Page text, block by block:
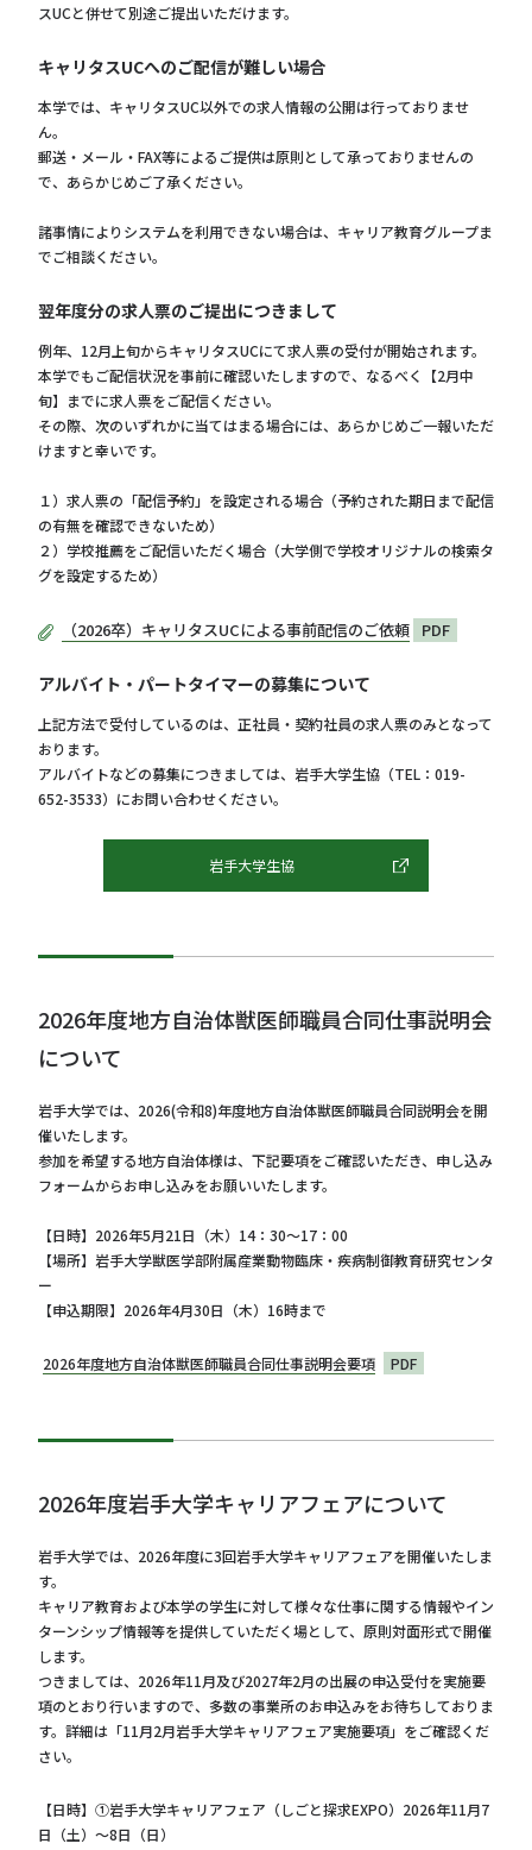
スUCと併せて別途ご提出いただけます。
キャリタスUCへのご配信が難しい場合
本学では、キャリタスUC以外での求人情報の公開は行っておりませ
ん。
郵送・メール・FAX等によるご提供は原則として承っておりませんの
で、あらかじめご了承ください。
諸事情によりシステムを利用できない場合は、キャリア教育グループま
でご相談ください。
翌年度分の求人票のご提出につきまして
例年、12月上旬からキャリタスUCにて求人票の受付が開始されます。
本学でもご配信状況を事前に確認いたしますので、なるべく【2月中
旬】までに求人票をご配信ください。
その際、次のいずれかに当てはまる場合には、あらかじめご一報いただ
けますと幸いです。
１）求人票の「配信予約」を設定される場合（予約された期日まで配信
の有無を確認できないため）
２）学校推薦をご配信いただく場合（大学側で学校オリジナルの検索タ
グを設定するため）
（2026卒）キャリタスUCによる事前配信のご依頼 PDF
アルバイト・パートタイマーの募集について
上記方法で受付しているのは、正社員・契約社員の求人票のみとなって
おります。
アルバイトなどの募集につきましては、岩手大学生協（TEL：019-
652-3533）にお問い合わせください。
岩手大学生協
2026年度地方自治体獣医師職員合同仕事説明会
について
岩手大学では、2026(令和8)年度地方自治体獣医師職員合同説明会を開
催いたします。
参加を希望する地方自治体様は、下記要項をご確認いただき、申し込み
フォームからお申し込みをお願いいたします。
【日時】2026年5月21日（木）14：30～17：00
【場所】岩手大学獣医学部附属産業動物臨床・疾病制御教育研究センタ
ー
【申込期限】2026年4月30日（木）16時まで
2026年度地方自治体獣医師職員合同仕事説明会要項 PDF
2026年度岩手大学キャリアフェアについて
岩手大学では、2026年度に3回岩手大学キャリアフェアを開催いたしま
す。
キャリア教育および本学の学生に対して様々な仕事に関する情報やイン
ターンシップ情報等を提供していただく場として、原則対面形式で開催
します。
つきましては、2026年11月及び2027年2月の出展の申込受付を実施要
項のとおり行いますので、多数の事業所のお申込みをお待ちしておりま
す。詳細は「11月2月岩手大学キャリアフェア実施要項」をご確認くだ
さい。
【日時】①岩手大学キャリアフェア（しごと探求EXPO）2026年11月7
日（土）～8日（日）